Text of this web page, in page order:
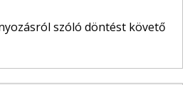
szóló döntést követő